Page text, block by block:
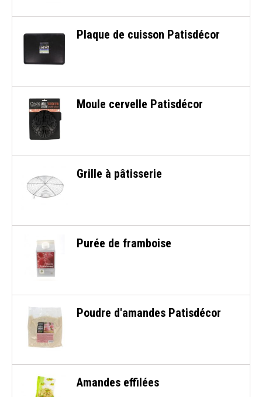
Plaque de cuisson Patisdécor
Moule cervelle Patisdécor
Grille à pâtisserie
Purée de framboise
Poudre d'amandes Patisdécor
Amandes effilées